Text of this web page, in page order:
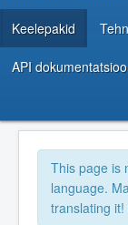
Keelepakid
API
This page is
language.
translating it!